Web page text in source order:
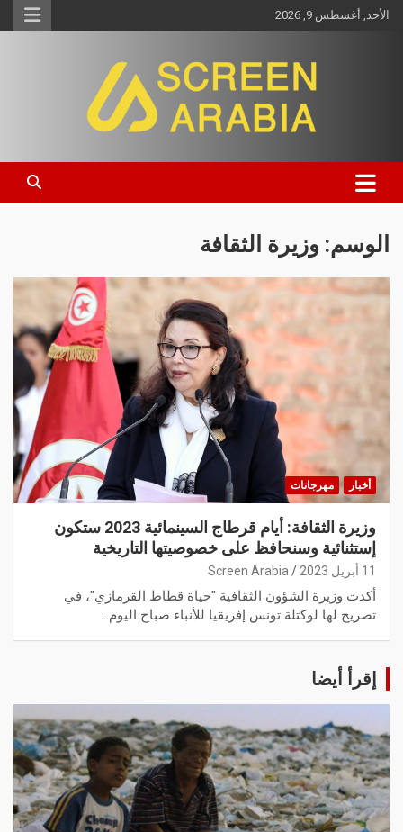
الأحد, أغسطس 9, 2026
Screen Arabia
الوسم: وزيرة الثقافة
أخبار مهرجانات
وزيرة الثقافة: أيام قرطاج السينمائية 2023 ستكون
إستثنائية وسنحافظ على خصوصيتها التاريخية
11 أبريل 2023 Screen Arabia
أكدت وزيرة الشؤون الثقافية "حياة قطاط القرمازي"، في
تصريح لها لوكتلة تونس إفريقيا للأنباء صباح اليوم…
إقرأ أيضا